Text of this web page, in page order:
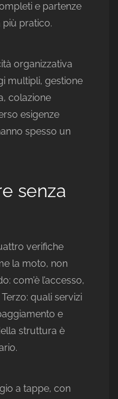
e partenze
più pratico.
organizzativa
multipli, gestione
colazione
esigenze
spesso un
senza
verifiche
la moto, non
com’è l’accesso,
quali servizi
e
struttura è
a tappe, con